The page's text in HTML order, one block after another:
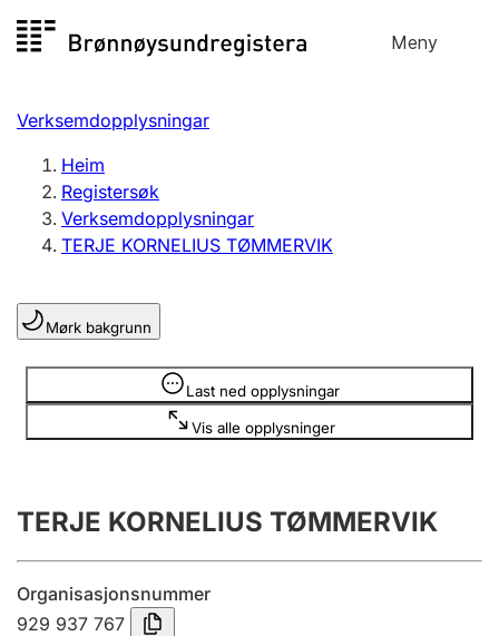
til
Meny
Registersøk
Aksjeselskap
Enkeltpersonføretak
Registrere, endre, slette
Lag og foreining
Registrere, endre, slette
Årsrekneskap
Innsending og forseinkingsgebyr
Verksemdopplysningar
Heim
Registersøk
Verksemdopplysningar
TERJE KORNELIUS TØMMERVIK
Mørk bakgrunn
Last ned opplysningar
Vis alle opplysninger
Opplysninger er skjult
TERJE KORNELIUS TØMMERVIK
Organisasjonsnummer
929 937 767